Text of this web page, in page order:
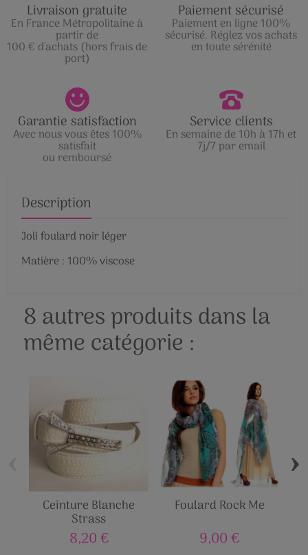
Livraison gratuite
En France Métropolitaine à
partir de
100 € d'achats (hors frais de
port)
Paiement sécurisé
Paiement en ligne 100%
sécurisé. Réglez vos achats
en toute sérénité
Garantie satisfaction
Avec nous vous êtes 100%
satisfait
ou remboursé
Service clients
En semaine de 10h à 17h et
7j/7 par email
Description
Joli foulard noir léger
Matière : 100% viscose
8 autres produits dans la
même catégorie :
Ceinture Blanche
Strass
8,20 €
Foulard Rock Me
9,00 €
›